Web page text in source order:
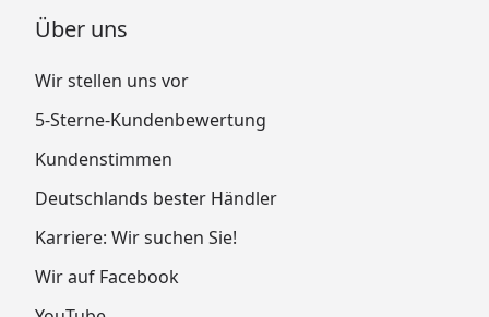
Über uns
Wir stellen uns vor
5-Sterne-Kundenbewertung
Kundenstimmen
Deutschlands bester Händler
Karriere: Wir suchen Sie!
Wir auf Facebook